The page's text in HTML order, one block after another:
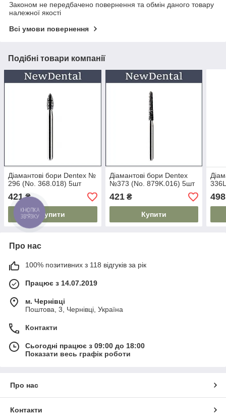
Законом не передбачено повернення та обмін даного товару
належної якості
Всі умови повернення
Подібні товари компанії
Діамантові бори Dentex №
296 (No. 368.018) 5шт
421₴
Купити
Діамантові бори Dentex
№373 (No. 879K.016) 5шт
421₴
Купити
498
Про нас
100% позитивних з 118 відгуків за рік
Працює з 14.07.2019
м. Чернівці
Поштова, 3, Чернівці, Україна
Контакти
Сьогодні працює з 09:00 до 18:00
Показати весь графік роботи
Про нас
Контакти